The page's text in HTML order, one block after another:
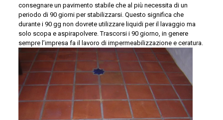
consegnare un pavimento stabile che al più necessita di un
periodo di 90 giorni per stabilizzarsi. Questo significa che
durante i 90 gg non dovrete utilizzare liquidi per il lavaggio ma
solo scopa e aspirapolvere. Trascorsi i 90 giorno, in genere
sempre l’impresa fa il lavoro di impermeabilizzazione e ceratura.